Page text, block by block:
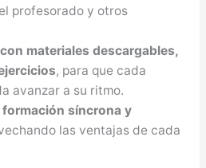
profesorado y otros
materiales descargables,
, para que cada
avanzar a su ritmo.
formación síncrona y
las ventajas de cada